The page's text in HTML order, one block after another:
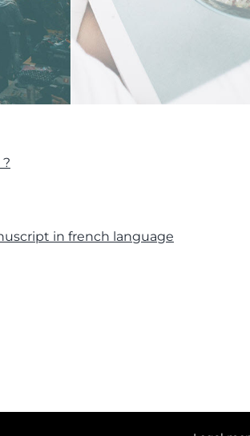
in french language